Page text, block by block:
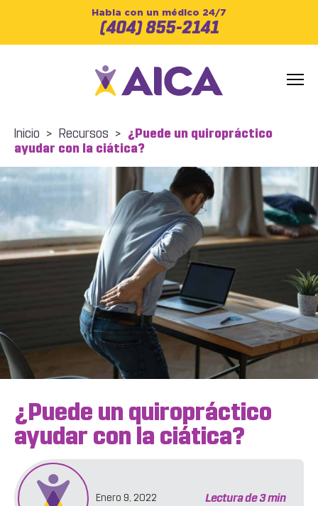
Habla con un médico 24/7
(404) 855-2141
Inicio > Recursos > ¿Puede un quiropráctico
ayudar con la ciática?
¿Puede un quiropráctico
ayudar con la ciática?
Enero 9, 2022 Lectura de3min